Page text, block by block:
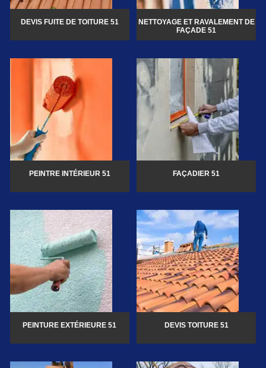
DEVIS FUITE DE TOITURE 51
NETTOYAGE ET RAVALEMENT DE
FAÇADE 51
PEINTRE INTÉRIEUR 51 FAÇADIER 51
PEINTURE EXTÉRIEURE 51 DEVIS TOITURE 51